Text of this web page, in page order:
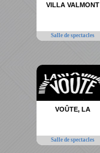
VILLA VALMONT
Salle de spectacles
VOÛTE, LA
Salle de spectacles